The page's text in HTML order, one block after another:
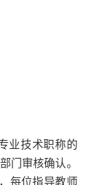
业技术职称的
门审核确认。
每位指导教师